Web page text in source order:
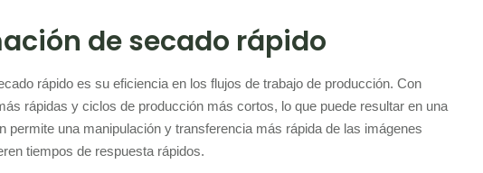
de secado rápido
rápido es su eficiencia en los flujos de trabajo de producción. Con
rápidas y ciclos de producción más cortos, lo que puede resultar en una
una manipulación y transferencia más rápida de las imágenes
tiempos de respuesta rápidos.